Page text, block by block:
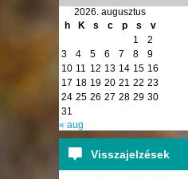
2026. augusztus
h
K s c p s
v
1
2
3
4 5 6 7 8
9
10 11 12 13 14 15 16
17 18 19 20 21 22 23
24 25 26 27 28 29 30
31
« aug
Visszajelzések